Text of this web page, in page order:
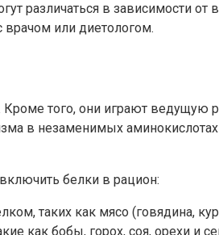
различаться в зависимости
врачом или диетологом.
того, они играют
в незаменимых
белки в рацион:
таких как мясо (говядина,
как бобы, горох, соя, орехи и